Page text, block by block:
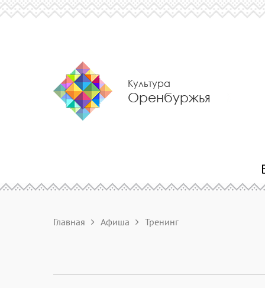
Культура
Оренбуржья
Главная Афиша Тренинг